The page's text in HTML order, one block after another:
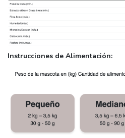
Instrucciones de Alimentación: